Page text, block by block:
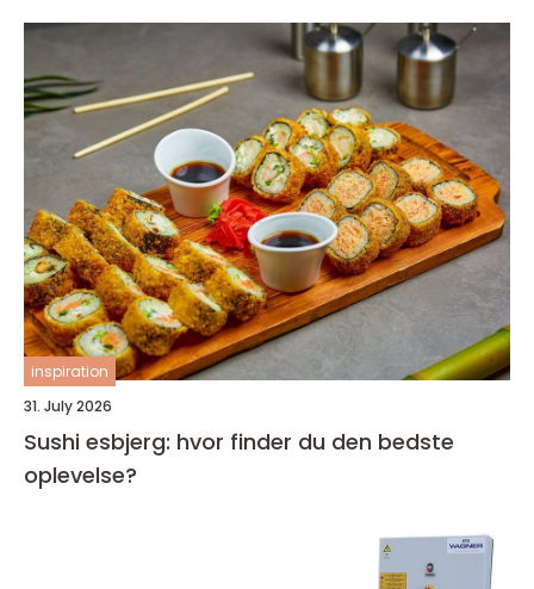
inspiration
31. July 2026
Sushi esbjerg: hvor finder du den bedste
oplevelse?